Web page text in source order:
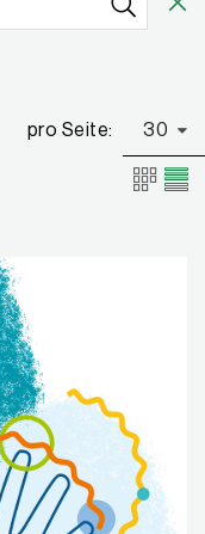
pro Seite: 30